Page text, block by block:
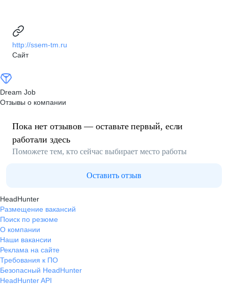
http://ssem-tm.ru
Сайт
Dream Job
Отзывы о компании
Пока нет отзывов — оставьте первый, если
работали здесь
Поможете тем, кто сейчас выбирает место работы
Оставить отзыв
HeadHunter
Размещение вакансий
Поиск по резюме
О компании
Наши вакансии
Реклама на сайте
Требования к ПО
Безопасный HeadHunter
HeadHunter API